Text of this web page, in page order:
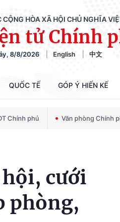
CỘNG HÒA XÃ HỘI CHỦ NGHĨA
tử Chính
8/8/2026 English 中文
QUỐC TẾ GÓP Ý HIẾN KẾ
Chính phủ Văn phòng Chính
cưới
phòng,